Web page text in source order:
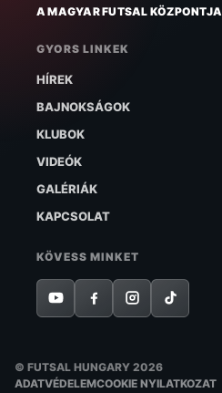
A MAGYAR FUTSAL KÖZPONTJA
GYORS LINKEK
HÍREK
BAJNOKSÁGOK
KLUBOK
VIDEÓK
GALÉRIÁK
KAPCSOLAT
KÖVESS MINKET
© FUTSAL HUNGARY 2026
ADATVÉDELEMCOOKIE NYILATKOZAT